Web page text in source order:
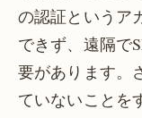
の認証というア
できず、遠隔で
要があります。
ていないことを